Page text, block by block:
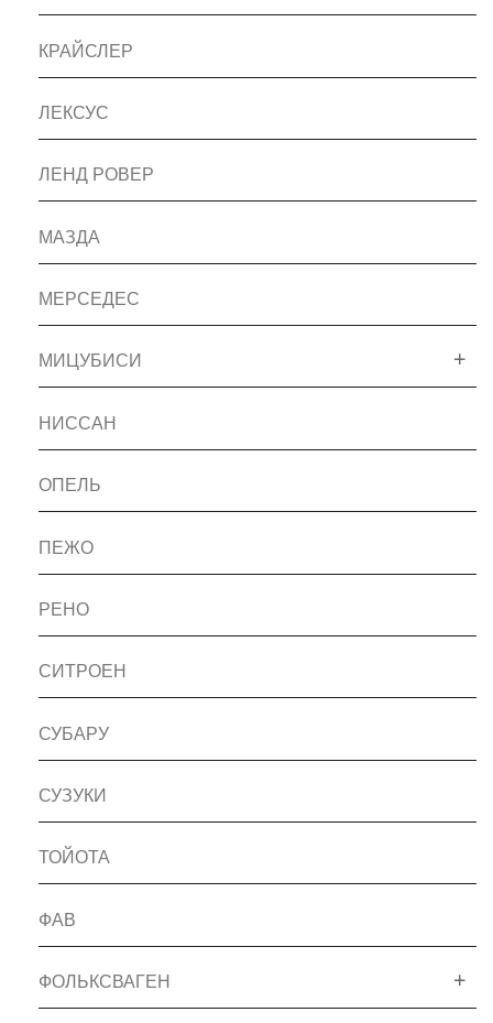
КРАЙСЛЕР
ЛЕКСУС
ЛЕНД РОВЕР
МАЗДА
МЕРСЕДЕС
МИЦУБИСИ
НИССАН
ОПЕЛЬ
ПЕЖО
РЕНО
СИТРОЕН
СУБАРУ
СУЗУКИ
ТОЙОТА
ФАВ
ФОЛЬКСВАГЕН